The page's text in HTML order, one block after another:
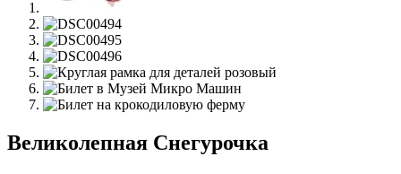
Великолепная Снегурочка